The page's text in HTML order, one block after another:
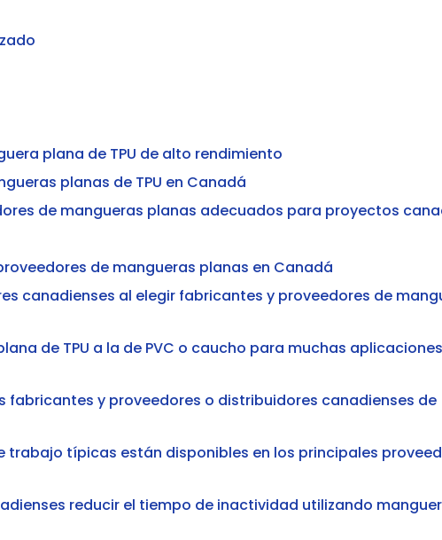
plana de TPU de alto rendimiento
planas de TPU en Canadá
de mangueras planas adecuados para proyectos
de mangueras planas en Canadá
canadienses al elegir fabricantes y proveedores de
de TPU a la de PVC o caucho para muchas aplicaciones
fabricantes y proveedores o distribuidores canadienses de
trabajo típicas están disponibles en los principales
reducir el tiempo de inactividad utilizando